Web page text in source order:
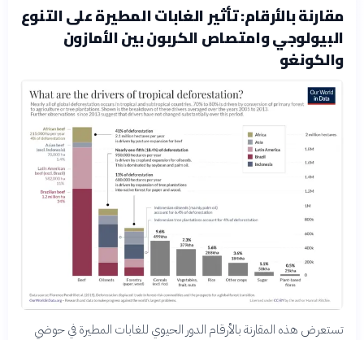
مقارنة بالأرقام: تأثير الغابات المطيرة على التنوع
البيولوجي وامتصاص الكربون بين الأمازون
والكونغو
تستعرض هذه المقارنة بالأرقام الدور الحيوي للغابات المطيرة في حوضي